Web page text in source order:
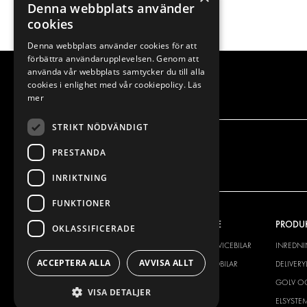
VÅRT ERBJUDANDE
INREDNING FÖR SERVICEBILAR
INREDNING FÖR BUDBILAR
GOLV
Denna webbplats använder
cookies
Denna webbplats använder cookies för att
förbättra användarupplevelsen. Genom att
använda vår webbplats samtycker du till alla
cookies i enlighet med vår cookiepolicy. Läs
mer
STRIKT NÖDVÄNDIGT
PRESTANDA
INRIKTNING
FUNKTIONER
OKLASSIFICERADE
ACCEPTERA ALLA AVVISA ALLT
VISA DETALJER